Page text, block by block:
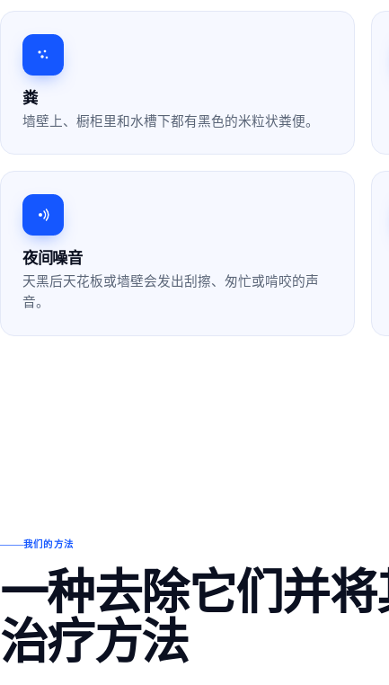
粪
墙壁上、橱柜里和水槽下都有黑色的米粒状粪便。
夜间噪音
天黑后天花板或墙壁会发出刮擦、匆忙或啃咬的声
音。
我们的方法
一种去除它们并
治疗方法